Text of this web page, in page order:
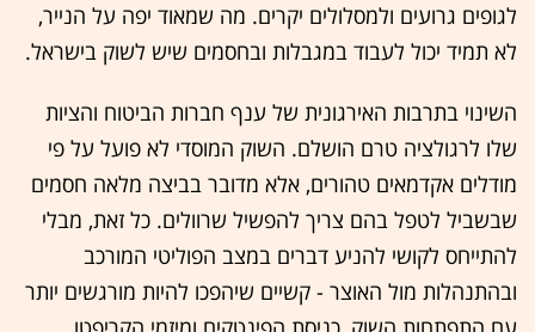
לגופים גרועים ולמסלולים יקרים. מה שמאוד יפה על הנייר,
לא תמיד יכול לעבוד במגבלות ובחסמים שיש לשוק בישראל.
השינוי בתרבות האירגונית של ענף חברות הביטוח והציות
שלו לרגולציה טרם הושלם. השוק המוסדי לא פועל על פי
מודלים אקדמאים טהורים, אלא מדובר בביצה מלאה חסמים
שבשביל לטפל בהם צריך להפשיל שרוולים. כל זאת, מבלי
להתייחס לקושי להניע דברים במצב הפוליטי המורכב
ובהתנהלות מול האוצר - קשיים שיהפכו להיות מורגשים יותר